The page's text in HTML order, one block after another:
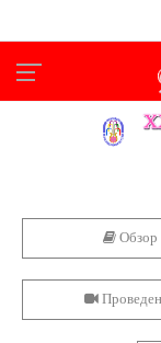
Обзор